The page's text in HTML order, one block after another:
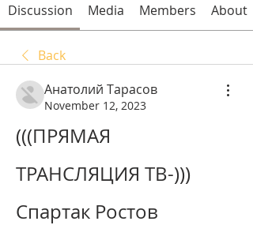
Discussion Media Members About
Back
Анатолий Тарасов
November 12, 2023
(((ПРЯМАЯ
ТРАНСЛЯЦИЯ ТВ-)))
Спартак Ростов